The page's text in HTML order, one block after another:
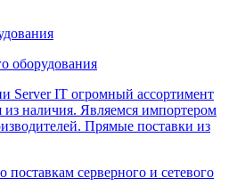
оборудования
Server IT огромный ассортимент
из наличия. Являемся импортером
Прямые поставки из